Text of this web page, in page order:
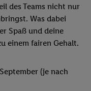
des Teams nicht nur
Was dabei
Spaß und deine
einem fairen Gehalt.
(je nach